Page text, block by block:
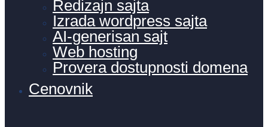
Redizajn sajta
Izrada wordpress sajta
AI-generisan sajt
Web hosting
Provera dostupnosti domena
Cenovnik